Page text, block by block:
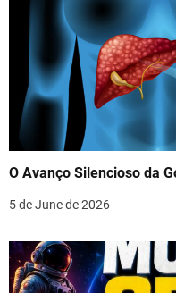
O Avanço Silencioso da
5 de June de 2026